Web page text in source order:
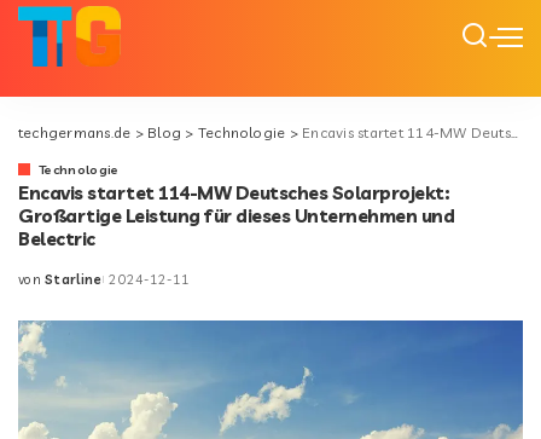
techgermans.de > Blog > Technologie > Encavis startet 114-MW Deutsches Solarprojekt: Großartige Leistung für dieses Unternehmen und Belectric
Technologie
Encavis startet 114-MW Deutsches Solarprojekt:
Großartige Leistung für dieses Unternehmen und
Belectric
von Starline 2024-12-11